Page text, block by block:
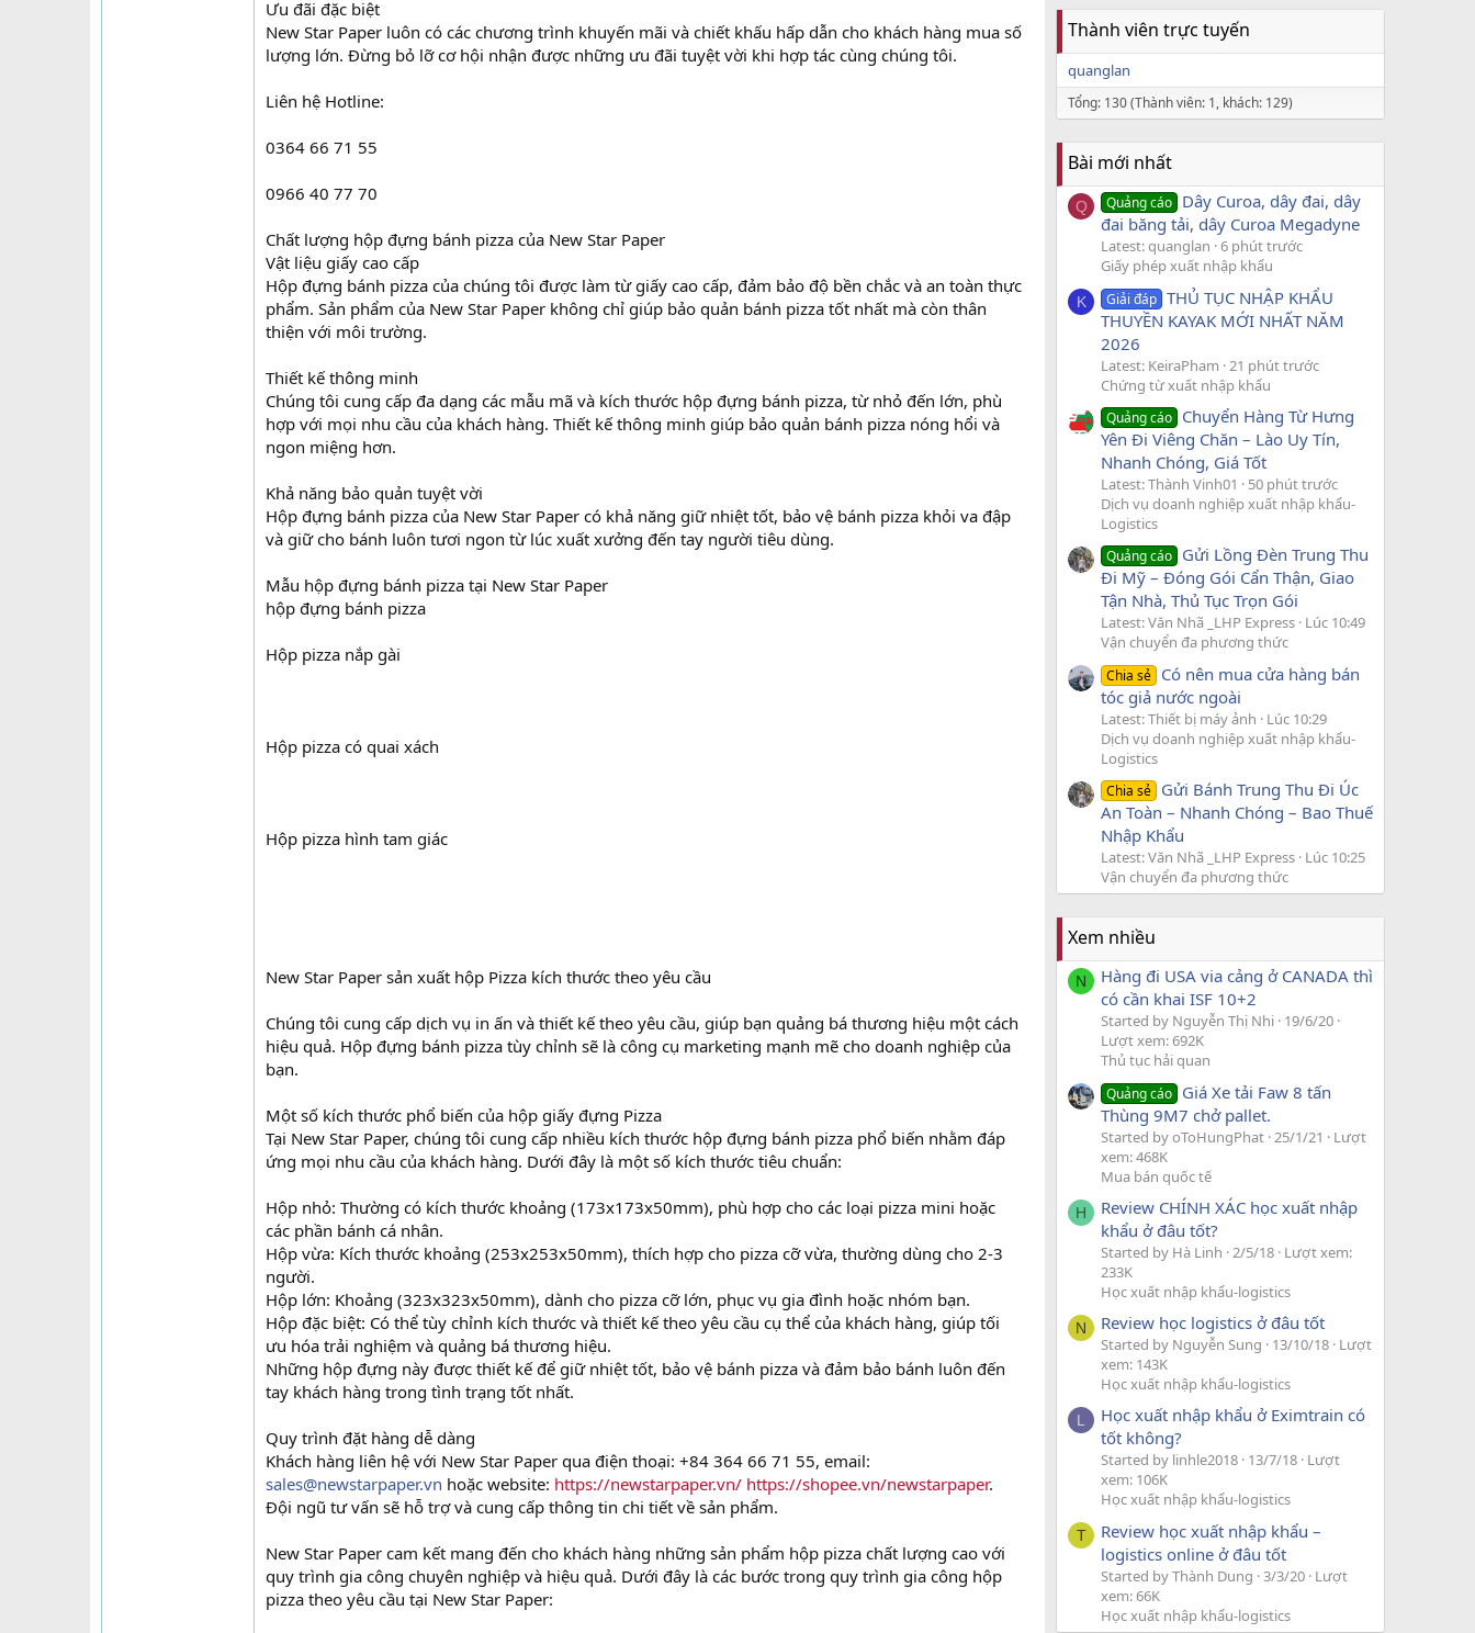
Ưu đãi đặc biệt
New Star Paper luôn có các chương trình khuyến mãi và chiết khấu hấp dẫn cho khách hàng mua số
lượng lớn. Đừng bỏ lỡ cơ hội nhận được những ưu đãi tuyệt vời khi hợp tác cùng chúng tôi.
Liên hệ Hotline:
0364 66 71 55
0966 40 77 70
Chất lượng hộp đựng bánh pizza của New Star Paper
Vật liệu giấy cao cấp
Hộp đựng bánh pizza của chúng tôi được làm từ giấy cao cấp, đảm bảo độ bền chắc và an toàn thực
phẩm. Sản phẩm của New Star Paper không chỉ giúp bảo quản bánh pizza tốt nhất mà còn thân
thiện với môi trường.
Thiết kế thông minh
Chúng tôi cung cấp đa dạng các mẫu mã và kích thước hộp đựng bánh pizza, từ nhỏ đến lớn, phù
hợp với mọi nhu cầu của khách hàng. Thiết kế thông minh giúp bảo quản bánh pizza nóng hổi và
ngon miệng hơn.
Khả năng bảo quản tuyệt vời
Hộp đựng bánh pizza của New Star Paper có khả năng giữ nhiệt tốt, bảo vệ bánh pizza khỏi va đập
và giữ cho bánh luôn tươi ngon từ lúc xuất xưởng đến tay người tiêu dùng.
Mẫu hộp đựng bánh pizza tại New Star Paper
hộp đựng bánh pizza
Hộp pizza nắp gài
Hộp pizza có quai xách
Hộp pizza hình tam giác
New Star Paper sản xuất hộp Pizza kích thước theo yêu cầu
Chúng tôi cung cấp dịch vụ in ấn và thiết kế theo yêu cầu, giúp bạn quảng bá thương hiệu một cách
hiệu quả. Hộp đựng bánh pizza tùy chỉnh sẽ là công cụ marketing mạnh mẽ cho doanh nghiệp của
bạn.
Một số kích thước phổ biến của hộp giấy đựng Pizza
Tại New Star Paper, chúng tôi cung cấp nhiều kích thước hộp đựng bánh pizza phổ biến nhằm đáp
ứng mọi nhu cầu của khách hàng. Dưới đây là một số kích thước tiêu chuẩn:
Hộp nhỏ: Thường có kích thước khoảng (173x173x50mm), phù hợp cho các loại pizza mini hoặc
các phần bánh cá nhân.
Hộp vừa: Kích thước khoảng (253x253x50mm), thích hợp cho pizza cỡ vừa, thường dùng cho 2-3
người.
Hộp lớn: Khoảng (323x323x50mm), dành cho pizza cỡ lớn, phục vụ gia đình hoặc nhóm bạn.
Hộp đặc biệt: Có thể tùy chỉnh kích thước và thiết kế theo yêu cầu cụ thể của khách hàng, giúp tối
ưu hóa trải nghiệm và quảng bá thương hiệu.
Những hộp đựng này được thiết kế để giữ nhiệt tốt, bảo vệ bánh pizza và đảm bảo bánh luôn đến
tay khách hàng trong tình trạng tốt nhất.
Quy trình đặt hàng dễ dàng
Khách hàng liên hệ với New Star Paper qua điện thoại: +84 364 66 71 55, email:
sales@newstarpaper.vn hoặc website: https://newstarpaper.vn/ https://shopee.vn/newstarpaper.
Đội ngũ tư vấn sẽ hỗ trợ và cung cấp thông tin chi tiết về sản phẩm.
New Star Paper cam kết mang đến cho khách hàng những sản phẩm hộp pizza chất lượng cao với
quy trình gia công chuyên nghiệp và hiệu quả. Dưới đây là các bước trong quy trình gia công hộp
pizza theo yêu cầu tại New Star Paper:
Thành viên trực tuyến
quanglan
Tổng: 130 (Thành viên: 1, khách: 129)
Bài mới nhất
Q Quảng cáo Dây Curoa, dây đai, dây
đai băng tải, dây Curoa Megadyne
Latest: quanglan 6 phút trước
Giấy phép xuất nhập khẩu
K Giải đáp THỦ TỤC NHẬP KHẨU
THUYỀN KAYAK MỚI NHẤT NĂM
2026
Latest: KeiraPham 21 phút trước
Chứng từ xuất nhập khẩu
Quảng cáo Chuyển Hàng Từ Hưng
Yên Đi Viêng Chăn – Lào Uy Tín,
Nhanh Chóng, Giá Tốt
Latest: Thành Vinh01
50 phút trước
Dịch vụ doanh nghiệp xuất nhập khẩu-
Logistics
Quảng cáo Gửi Lồng Đèn Trung Thu
Đi Mỹ – Đóng Gói Cẩn Thận, Giao
Tận Nhà, Thủ Tục Trọn Gói
Latest: Văn Nhã _LHP Express Lúc 10:49
Vận chuyển đa phương thức
Chia sẻ Có nên mua cửa hàng bán
tóc giả nước ngoài
Latest: Thiết bị máy ảnh
Lúc 10:29
Dịch vụ doanh nghiệp xuất nhập khẩu-
Logistics
Chia sẻ Gửi Bánh Trung Thu Đi Úc
An Toàn – Nhanh Chóng – Bao Thuế
Nhập Khẩu
Latest: Văn Nhã _LHP Express Lúc 10:25
Vận chuyển đa phương thức
Xem nhiều
N
Hàng đi USA via cảng ở CANADA thì
có cần khai ISF 10+2
Started by Nguyễn Thị Nhi 19/6/20
Lượt xem: 692K
Thủ tục hải quan
Quảng cáo Giá Xe tải Faw 8 tấn
Thùng 9M7 chở pallet.
Started by oToHungPhat 25/1/21
Lượt
xem: 468K
Mua bán quốc tế
H
Review CHÍNH XÁC học xuất nhập
khẩu ở đâu tốt?
Started by Hà Linh 2/5/18 Lượt xem:
233K
Học xuất nhập khẩu-logistics
N Review học logistics ở đâu tốt
Started by Nguyễn Sung 13/10/18 Lượt
xem: 143K
Học xuất nhập khẩu-logistics
L
Học xuất nhập khẩu ở Eximtrain có
tốt không?
Started by linhle2018 13/7/18 Lượt
xem: 106K
Học xuất nhập khẩu-logistics
T
Review học xuất nhập khẩu –
logistics online ở đâu tốt
Started by Thành Dung 3/3/20 Lượt
xem: 66K
Học xuất nhập khẩu-logistics